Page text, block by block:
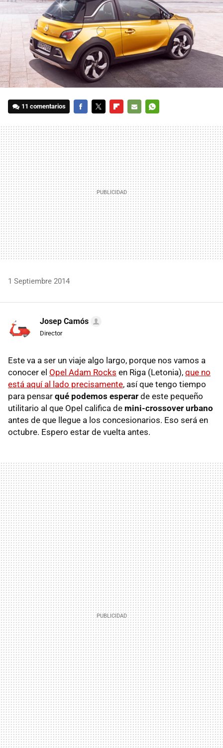
11 comentarios
MAIL
1 Septiembre 2014
Josep Camós
Director
Este va a ser un viaje algo largo, porque nos vamos a
conocer el Opel Adam Rocks en Riga (Letonia), que no
está aquí al lado precisamente, así que tengo tiempo
para pensar qué podemos esperar de este pequeño
utilitario al que Opel califica de mini-crossover urbano
antes de que llegue a los concesionarios. Eso será en
octubre. Espero estar de vuelta antes.